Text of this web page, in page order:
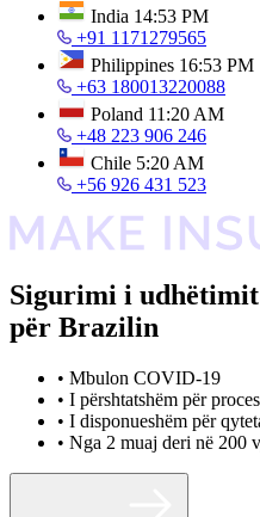
India 14:53 PM
+91 1171279565
Philippines 16:53 PM
+63 180013220088
Poland 11:20 AM
+48 223 906 246
Chile 5:20 AM
+56 926 431 523
Sigurimi i udhëtimit
për Brazilin
• Mbulon COVID-19
• I përshtatshëm për
• I disponueshëm për
• Nga 2 muaj deri në 200